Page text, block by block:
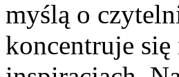
myślą o
koncentruje